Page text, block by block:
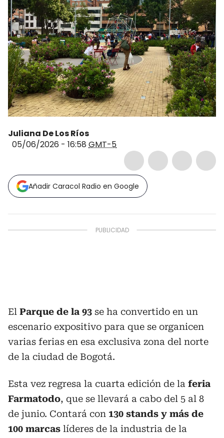
Juliana De Los Ríos
05/06/2026 - 16:58 GMT-5
Añadir Caracol Radio en Google
El Parque de la 93 se ha convertido en un
escenario expositivo para que se organicen
varias ferias en esa exclusiva zona del norte
de la ciudad de Bogotá.
Esta vez regresa la cuarta edición de la feria
Farmatodo, que se llevará a cabo del 5 al 8
de junio. Contará con 130 stands y más de
100 marcas líderes de la industria de la